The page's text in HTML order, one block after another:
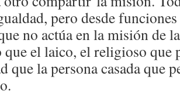
pero desde
no actúa en la misión de
el laico, el religioso que
que la persona casada que